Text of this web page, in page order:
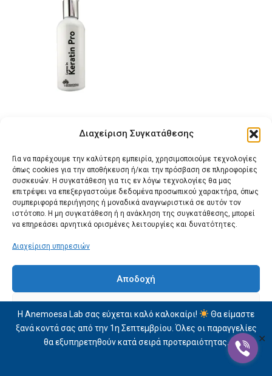
Διαχείριση Συγκατάθεσης
Για να παρέχουμε την καλύτερη εμπειρία, χρησιμοποιούμε τεχνολογίες
όπως cookies για την αποθήκευση ή/και την πρόσβαση σε πληροφορίες
συσκευών. Η συγκατάθεση για τις εν λόγω τεχνολογίες θα μας
επιτρέψει να επεξεργαστούμε δεδομένα προσωπικού χαρακτήρα, όπως
συμπεριφορά περιήγησης ή μοναδικά αναγνωριστικά σε αυτόν τον
ιστότοπο. Η μη συγκατάθεση ή η ανάκληση της συγκατάθεσης, μπορεί
να επηρεάσει αρνητικά ορισμένες λειτουργίες και δυνατότητες.
Διαχείριση υπηρεσιών
Αποδοχή
Προβολή προτιμήσεων
Η Anemoesa Lab σας εύχεται καλό καλοκαίρι!
Θα είμαστε
ξανά κοντά σας από την 1η Σεπτεμβρίου. Όλες οι παραγγελίες
θα εξυπηρετηθούν κατά σειρά προτεραιότητας.
✕
28,10€
Free shipping!
Προσθήκη Στο Καλάθι